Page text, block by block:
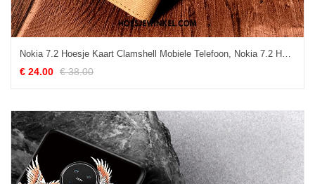
Nokia 7.2 Hoesje Kaart Clamshell Mobiele Telefoon, Nokia 7.2 Hoesje All Inclusive Bescherming Braun
€ 24.00 € 38.00